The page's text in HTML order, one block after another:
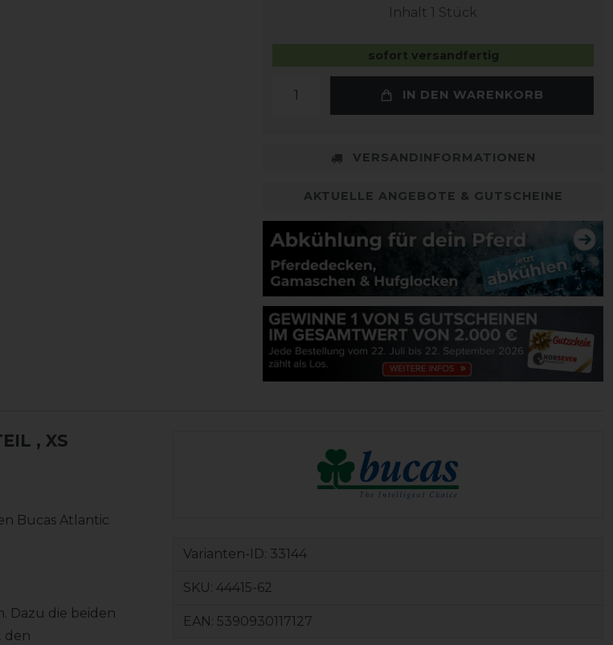
Inhalt 1 Stück
sofort versandfertig
IN DEN WARENKORB
VERSANDINFORMATIONEN
AKTUELLE ANGEBOTE & GUTSCHEINE
, XS
Bucas Atlantic
Dazu die beiden
den
Varianten-ID: 33144
SKU: 44415-62
EAN: 5390930117127